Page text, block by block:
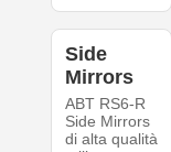
Side
Mirrors
ABT RS6-R
Side Mirrors
di alta qualità